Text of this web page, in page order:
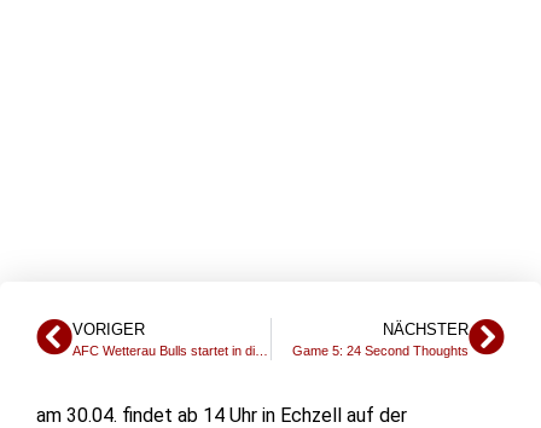
VORIGER NÄCHSTER
Game 5: 24 Second Thoughts
am 30.04. findet ab 14 Uhr in Echzell auf der